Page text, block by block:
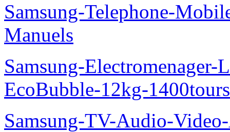
Samsung-Telephone-
Manuels
Samsung-
EcoBubble-12kg-
Samsung-TV-Audio-